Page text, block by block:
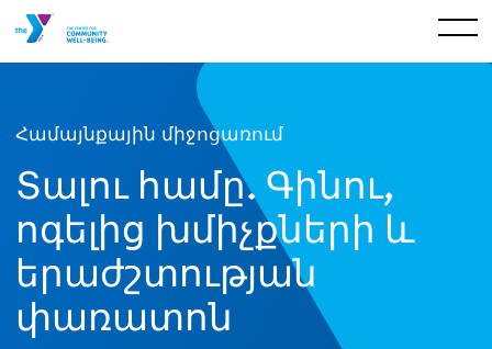
Համայնքային միջոցառում
Տալու համը. Գինու,
ոգելից խմիչքների և
երաժշտության
փառատոն